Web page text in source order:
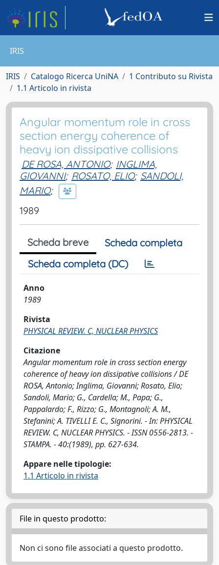
IRIS
IRIS Catalogo Ricerca UniNA
1 Contributo su Rivista
1.1 Articolo in rivista
Angular momentum role in cross
section energy coherence of
heavy ion dissipative collisions
DE ROSA, ANTONIO; INGLIMA,
GIOVANNI; ROSATO, ELIO; SANDOLI,
MARIO;
1989
Scheda breve
Scheda completa
Scheda completa (DC)
Anno
1989
Rivista
PHYSICAL REVIEW. C, NUCLEAR PHYSICS
Citazione
Angular momentum role in cross section energy
coherence of heavy ion dissipative collisions / DE
ROSA, Antonio; Inglima, Giovanni; Rosato, Elio;
Sandoli, Mario; G., Cardella; M., Papa; G.,
Pappalardo; F., Rizzo; G., Montagnoli; A. M.,
Stefanini; A. TIVELLI E. C., Signorini. - In: PHYSICAL
REVIEW. C, NUCLEAR PHYSICS. - ISSN 0556-2813. -
STAMPA. - 40:(1989), pp. 627-634.
Appare nelle tipologie:
1.1 Articolo in rivista
File in questo prodotto:
Non ci sono file associati a questo prodotto.